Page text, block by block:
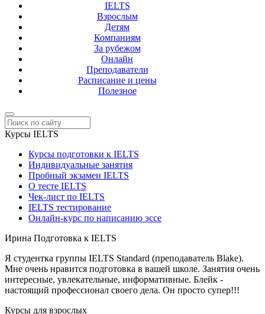
IELTS
Взрослым
Детям
Компаниям
За рубежом
Онлайн
Преподаватели
Расписание и цены
Полезное
Курсы IELTS
Курсы подготовки к IELTS
Индивидуальные занятия
Пробный экзамен IELTS
О тесте IELTS
Чек-лист по IELTS
IELTS тестирование
Онлайн-курс по написанию эссе
Ирина Подготовка к IELTS
Я студентка группы IELTS Standard (преподаватель Blake).
Мне очень нравится подготовка в вашей школе. Занятия очень
интересные, увлекательные, информативные. Блейк -
настоящий профессионал своего дела. Он просто супер!!!
Курсы для взрослых